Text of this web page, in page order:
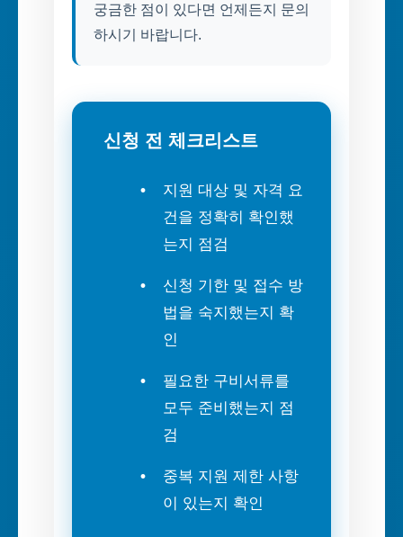
궁금한 점이 있다면 언제든지 문의
하시기 바랍니다.
신청 전 체크리스트
지원 대상 및 자격 요
건을 정확히 확인했
는지 점검
신청 기한 및 접수 방
법을 숙지했는지 확
인
필요한 구비서류를
모두 준비했는지 점
검
중복 지원 제한 사항
이 있는지 확인